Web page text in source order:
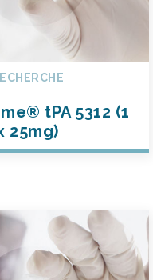
tPA 5312 (1
25mg)